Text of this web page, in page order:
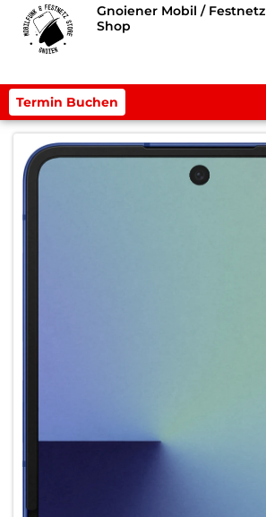
Gnoiener Mobil / Festnetz
Shop
Termin Buchen